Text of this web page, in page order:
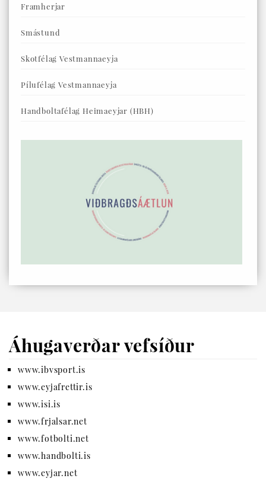
Framherjar
Smástund
Skotfélag Vestmannaeyja
Pílufélag Vestmannaeyja
Handboltafélag Heimaeyjar (HBH)
Áhugaverðar vefsíður
www.ibvsport.is
www.eyjafrettir.is
www.isi.is
www.frjalsar.net
www.fotbolti.net
www.handbolti.is
www.eyjar.net